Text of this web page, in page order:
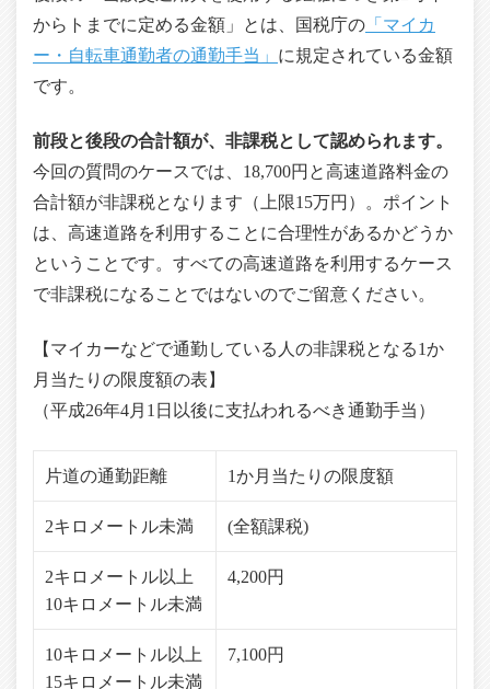
からトまでに定める金額」とは、国税庁の 「マイカ
ー・自転車通勤者の通勤手当」 に規定されている金額
です。
前段と後段の合計額が、非課税として認められます。
今回の質問のケースでは、18,700円と高速道路料金の
合計額が非課税となります（上限15万円）。ポイント
は、高速道路を利用することに合理性があるかどうか
ということです。すべての高速道路を利用するケース
で非課税になることではないのでご留意ください。
【マイカーなどで通勤している人の非課税となる1か
月当たりの限度額の表】
（平成26年4月1日以後に支払われるべき通勤手当）
片道の通勤距離 1か月当たりの限度額
2キロメートル未満 (全額課税)
2キロメートル以上
10キロメートル未満
4,200円
10キロメートル以上
15キロメートル未満
7,100円